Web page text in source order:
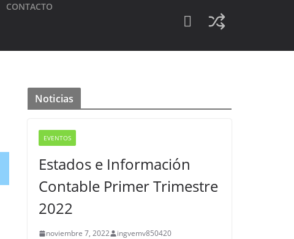
CONTACTO
Noticias
EVENTOS
Estados e Información
Contable Primer Trimestre
2022
noviembre 7, 2022 ingvemv850420